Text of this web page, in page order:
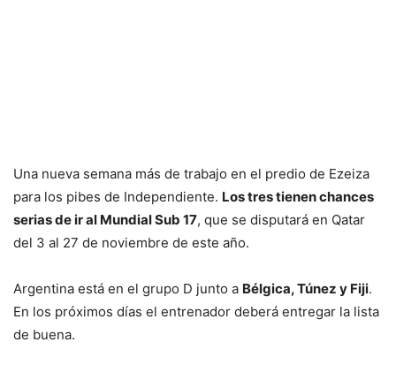
Una nueva semana más de trabajo en el predio de Ezeiza
para los pibes de Independiente. Los tres tienen chances
serias de ir al Mundial Sub 17, que se disputará en Qatar
del 3 al 27 de noviembre de este año.
Argentina está en el grupo D junto a Bélgica, Túnez y Fiji.
En los próximos días el entrenador deberá entregar la lista
de buena.